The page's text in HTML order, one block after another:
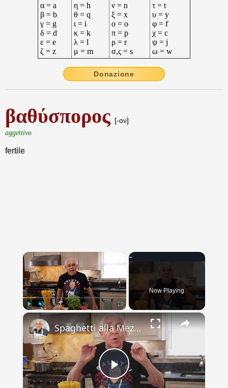
α = a
β = b
γ = g
δ = d
ε = e
ζ = z
η = h
θ = q
ι = i
κ = k
λ = l
μ = m
ν = n
ξ = x
ο = o
π = p
ρ = r
σ,ς = s
τ = t
υ = y
φ = f
χ = c
ψ = j
ω = w
Donazione
βαθύσπορος [-ον]
aggettivo
fertile
Unmute
Now Playing
×
Play
Spaghetti alla Mezzanotte Recipe